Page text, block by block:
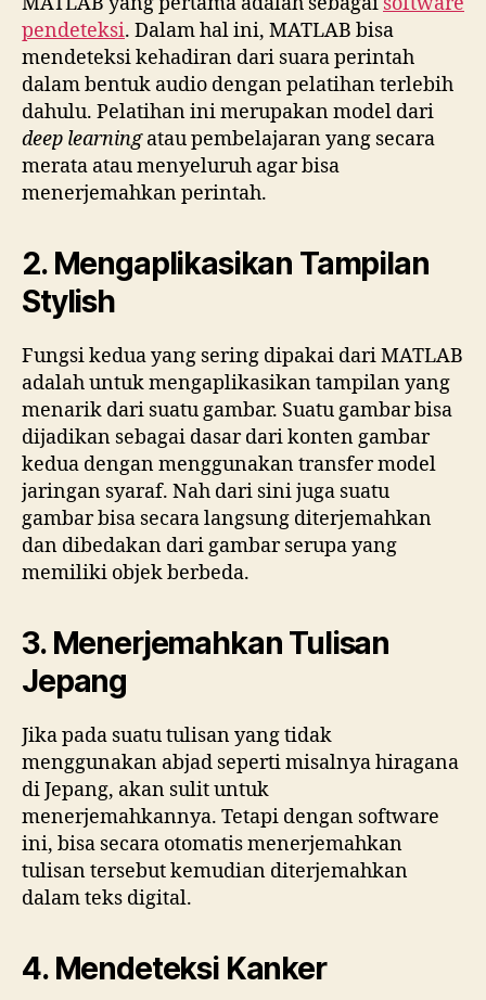
pendeteksi. Dalam hal ini, MATLAB bisa
mendeteksi kehadiran dari suara perintah
dalam bentuk audio dengan pelatihan terlebih
dahulu. Pelatihan ini merupakan model dari
deep learningatau pembelajaran yang secara
merata atau menyeluruh agar bisa
menerjemahkan perintah.
2. Mengaplikasikan Tampilan
Stylish
Fungsi kedua yang sering dipakai dari MATLAB
adalah untuk mengaplikasikan tampilan yang
menarik dari suatu gambar. Suatu gambar bisa
dijadikan sebagai dasar dari konten gambar
kedua dengan menggunakan transfer model
jaringan syaraf. Nah dari sini juga suatu
gambar bisa secara langsung diterjemahkan
dan dibedakan dari gambar serupa yang
memiliki objek berbeda.
3. Menerjemahkan Tulisan
Jepang
Jika pada suatu tulisan yang tidak
menggunakan abjad seperti misalnya hiragana
di Jepang, akan sulit untuk
menerjemahkannya. Tetapi dengan software
ini, bisa secara otomatis menerjemahkan
tulisan tersebut kemudian diterjemahkan
dalam teks digital.
4. Mendeteksi Kanker